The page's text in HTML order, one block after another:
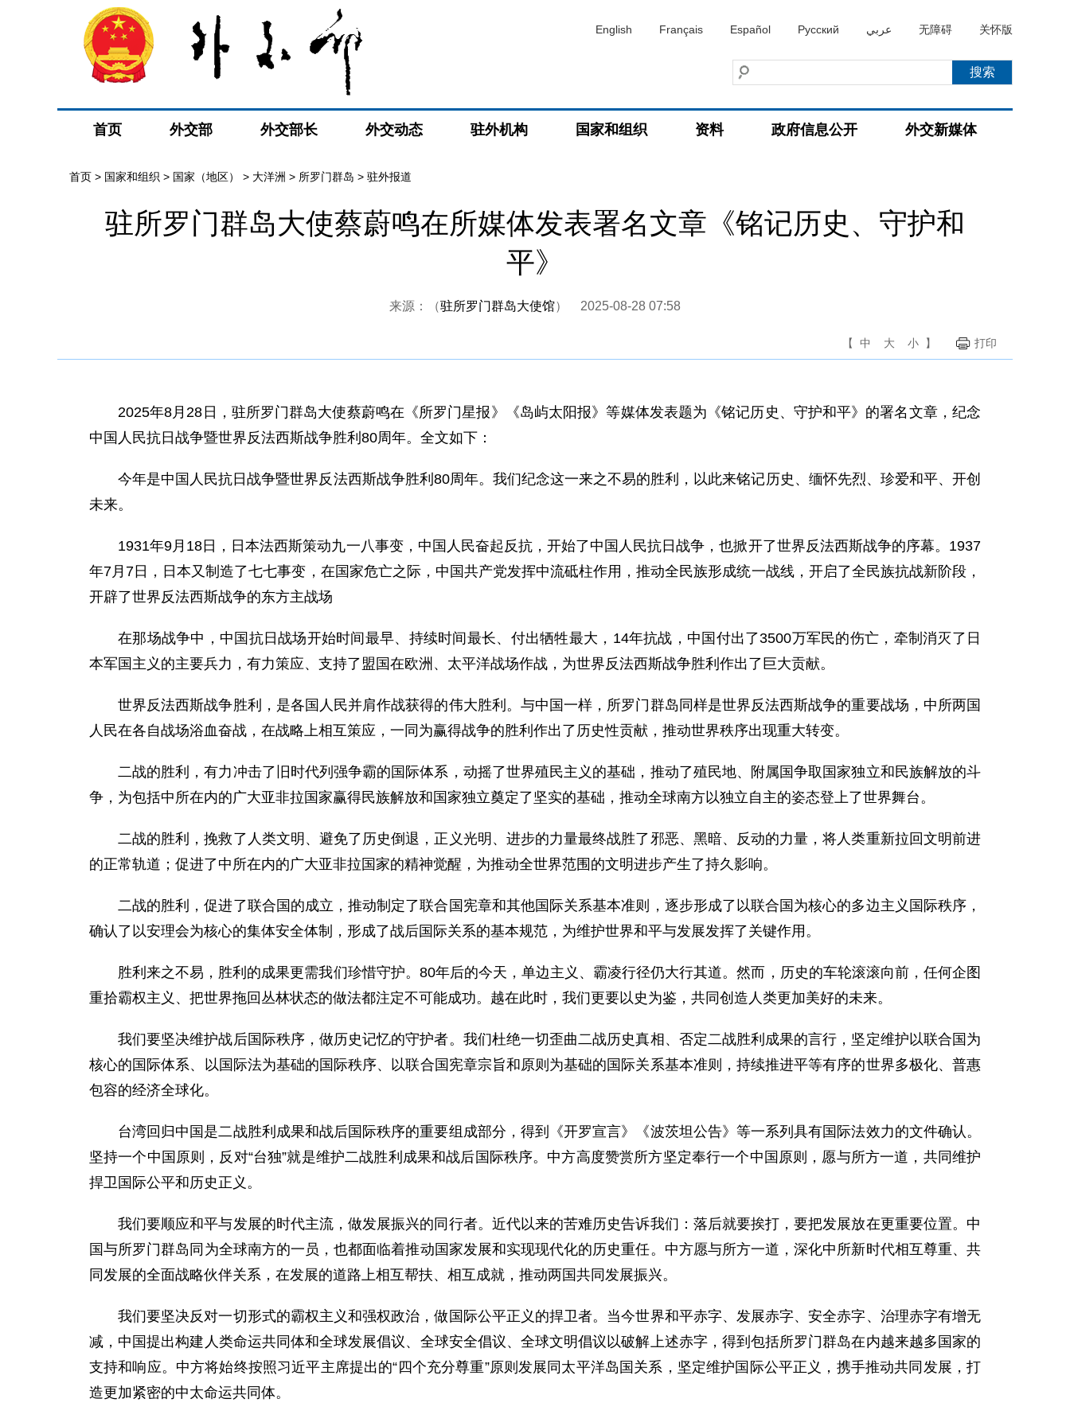
English Français Español Русский عربي 无障碍 关怀版
首页 外交部 外交部长 外交动态 驻外机构 国家和组织 资料 政府信息公开 外交新媒体
首页 > 国家和组织 > 国家（地区） > 大洋洲 > 所罗门群岛 > 驻外报道
驻所罗门群岛大使蔡蔚鸣在所媒体发表署名文章《铭记历史、守护和
平》
来源：（驻所罗门群岛大使馆） 2025-08-28 07:58
【 中 大 小 】 打印
2025年8月28日，驻所罗门群岛大使蔡蔚鸣在《所罗门星报》《岛屿太阳报》等媒体发表题为《铭记历史、守护和平》的署名文章，纪念
中国人民抗日战争暨世界反法西斯战争胜利80周年。全文如下：
今年是中国人民抗日战争暨世界反法西斯战争胜利80周年。我们纪念这一来之不易的胜利，以此来铭记历史、缅怀先烈、珍爱和平、开创
未来。
1931年9月18日，日本法西斯策动九一八事变，中国人民奋起反抗，开始了中国人民抗日战争，也掀开了世界反法西斯战争的序幕。1937
年7月7日，日本又制造了七七事变，在国家危亡之际，中国共产党发挥中流砥柱作用，推动全民族形成统一战线，开启了全民族抗战新阶段，
开辟了世界反法西斯战争的东方主战场
在那场战争中，中国抗日战场开始时间最早、持续时间最长、付出牺牲最大，14年抗战，中国付出了3500万军民的伤亡，牵制消灭了日
本军国主义的主要兵力，有力策应、支持了盟国在欧洲、太平洋战场作战，为世界反法西斯战争胜利作出了巨大贡献。
世界反法西斯战争胜利，是各国人民并肩作战获得的伟大胜利。与中国一样，所罗门群岛同样是世界反法西斯战争的重要战场，中所两国
人民在各自战场浴血奋战，在战略上相互策应，一同为赢得战争的胜利作出了历史性贡献，推动世界秩序出现重大转变。
二战的胜利，有力冲击了旧时代列强争霸的国际体系，动摇了世界殖民主义的基础，推动了殖民地、附属国争取国家独立和民族解放的斗
争，为包括中所在内的广大亚非拉国家赢得民族解放和国家独立奠定了坚实的基础，推动全球南方以独立自主的姿态登上了世界舞台。
二战的胜利，挽救了人类文明、避免了历史倒退，正义光明、进步的力量最终战胜了邪恶、黑暗、反动的力量，将人类重新拉回文明前进
的正常轨道；促进了中所在内的广大亚非拉国家的精神觉醒，为推动全世界范围的文明进步产生了持久影响。
二战的胜利，促进了联合国的成立，推动制定了联合国宪章和其他国际关系基本准则，逐步形成了以联合国为核心的多边主义国际秩序，
确认了以安理会为核心的集体安全体制，形成了战后国际关系的基本规范，为维护世界和平与发展发挥了关键作用。
胜利来之不易，胜利的成果更需我们珍惜守护。80年后的今天，单边主义、霸凌行径仍大行其道。然而，历史的车轮滚滚向前，任何企图
重拾霸权主义、把世界拖回丛林状态的做法都注定不可能成功。越在此时，我们更要以史为鉴，共同创造人类更加美好的未来。
我们要坚决维护战后国际秩序，做历史记忆的守护者。我们杜绝一切歪曲二战历史真相、否定二战胜利成果的言行，坚定维护以联合国为
核心的国际体系、以国际法为基础的国际秩序、以联合国宪章宗旨和原则为基础的国际关系基本准则，持续推进平等有序的世界多极化、普惠
包容的经济全球化。
台湾回归中国是二战胜利成果和战后国际秩序的重要组成部分，得到《开罗宣言》《波茨坦公告》等一系列具有国际法效力的文件确认。
坚持一个中国原则，反对“台独”就是维护二战胜利成果和战后国际秩序。中方高度赞赏所方坚定奉行一个中国原则，愿与所方一道，共同维护
捍卫国际公平和历史正义。
我们要顺应和平与发展的时代主流，做发展振兴的同行者。近代以来的苦难历史告诉我们：落后就要挨打，要把发展放在更重要位置。中
国与所罗门群岛同为全球南方的一员，也都面临着推动国家发展和实现现代化的历史重任。中方愿与所方一道，深化中所新时代相互尊重、共
同发展的全面战略伙伴关系，在发展的道路上相互帮扶、相互成就，推动两国共同发展振兴。
我们要坚决反对一切形式的霸权主义和强权政治，做国际公平正义的捍卫者。当今世界和平赤字、发展赤字、安全赤字、治理赤字有增无
减，中国提出构建人类命运共同体和全球发展倡议、全球安全倡议、全球文明倡议以破解上述赤字，得到包括所罗门群岛在内越来越多国家的
支持和响应。中方将始终按照习近平主席提出的“四个充分尊重”原则发展同太平洋岛国关系，坚定维护国际公平正义，携手推动共同发展，打
造更加紧密的中太命运共同体。